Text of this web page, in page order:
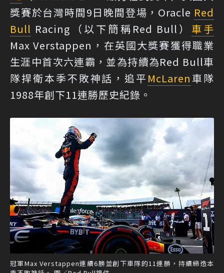
獎賽於台灣時間9日晚間登場，Oracle Red
Bull Racing（以下簡稱Red Bull） 車手
Max Verstappen，在英國大獎賽獲得職業
生涯中首次六連霸，並為持續為Red Bull車
隊捍衛本季不敗神話，追平 McLaren車隊
1988年創下11連勝歷史紀錄。
冠軍Max Verstappen連續6勝並創下車隊的11連勝，持續締造本